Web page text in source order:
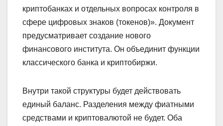
криптобанках и отдельных вопросах контроля в
сфере цифровых знаков (токенов)». Документ
предусматривает создание нового
финансового института. Он объединит функции
классического банка и криптобиржи.
Внутри такой структуры будет действовать
единый баланс. Разделения между фиатными
средствами и криптовалютой не будет. Оба